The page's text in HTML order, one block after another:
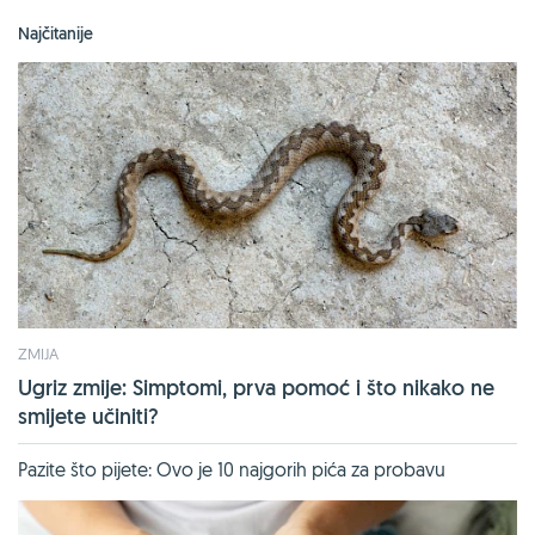
Najčitanije
ZMIJA
Ugriz zmije: Simptomi, prva pomoć i što nikako ne
smijete učiniti?
Pazite što pijete: Ovo je 10 najgorih pića za probavu